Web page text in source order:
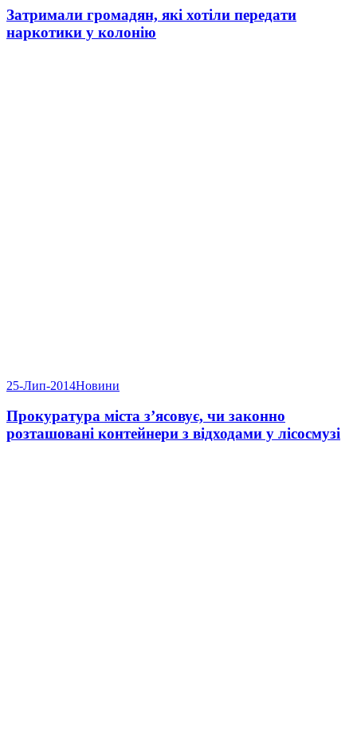
Затримали громадян, які хотіли передати
наркотики у колонію
25-Лип-2014Новини
Прокуратура міста з’ясовує, чи законно
розташовані контейнери з відходами у лісосмузі